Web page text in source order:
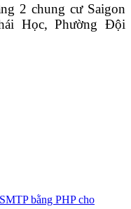
2 chung cư Saigon
Học, Phường Đội
bằng PHP cho